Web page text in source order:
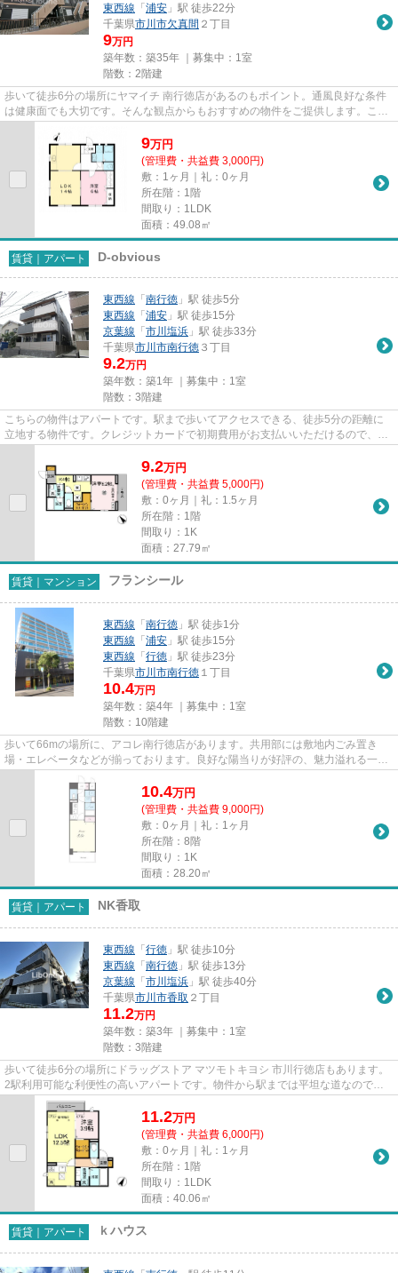
東西線 「 浦安 」駅 徒歩22分
千葉県市川市欠真間 ２丁目
9万円
築年数：築35年 ｜募集中： 1室
階数：2階建
歩いて徒歩6分の場所にヤマイチ 南行徳店があるのもポイント。通風良好な条件
は健康面でも大切です。そんな観点からもおすすめの物件をご提供します。こち
9万円
(管理費・共益費 3,000円)
敷：1ヶ月｜礼：0ヶ月
所在階：1階
間取り：1LDK
面積：49.08㎡
賃貸｜アパート D-obvious
東西線 「 南行徳 」駅 徒歩5分
東西線 「 浦安 」駅 徒歩15分
京葉線 「 市川塩浜 」駅 徒歩33分
千葉県市川市南行徳 ３丁目
9.2万円
築年数：築1年 ｜募集中： 1室
階数：3階建
こちらの物件はアパートです。駅まで歩いてアクセスできる、徒歩5分の距離に
立地する物件です。クレジットカードで初期費用がお支払いいただけるので、決
9.2万円
(管理費・共益費 5,000円)
敷：0ヶ月｜礼：1.5ヶ月
所在階：1階
間取り：1K
面積：27.79㎡
賃貸｜マンション フランシール
東西線 「 南行徳 」駅 徒歩1分
東西線 「 浦安 」駅 徒歩15分
東西線 「 行徳 」駅 徒歩23分
千葉県市川市南行徳 １丁目
10.4万円
築年数：築4年 ｜募集中： 1室
階数：10階建
歩いて66mの場所に、アコレ南行徳店があります。共用部には敷地内ごみ置き
場・エレベータなどが揃っております。良好な陽当りが好評の、魅力溢れる一押
10.4万円
(管理費・共益費 9,000円)
敷：0ヶ月｜礼：1ヶ月
所在階：8階
間取り：1K
面積：28.20㎡
賃貸｜アパート NK香取
東西線 「 行徳 」駅 徒歩10分
東西線 「 南行徳 」駅 徒歩13分
京葉線 「 市川塩浜 」駅 徒歩40分
千葉県市川市香取 ２丁目
11.2万円
築年数：築3年 ｜募集中： 1室
階数：3階建
歩いて徒歩6分の場所にドラッグストア マツモトキヨシ 市川行徳店もあります。
2駅利用可能な利便性の高いアパートです。物件から駅までは平坦な道なので、
快適に移動できます。こちら...
11.2万円
(管理費・共益費 6,000円)
敷：0ヶ月｜礼：1ヶ月
所在階：1階
間取り：1LDK
面積：40.06㎡
賃貸｜アパート ｋハウス